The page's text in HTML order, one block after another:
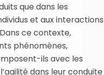
que dans les
et aux interactions
ce contexte,
phénomènes,
ils avec les
dans leur conduite